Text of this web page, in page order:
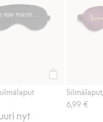
6,99 €
nyt